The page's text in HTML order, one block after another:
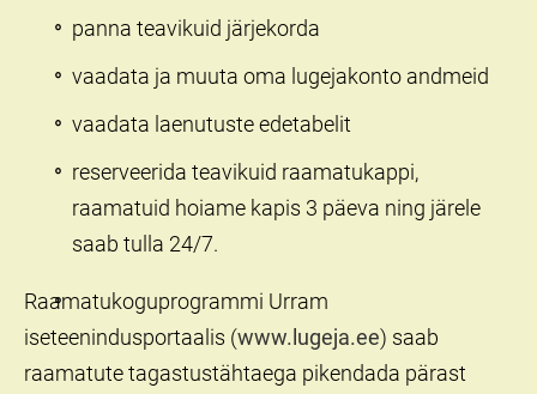
panna teavikuid järjekorda
vaadata ja muuta oma lugejakonto andmeid
vaadata laenutuste edetabelit
reserveerida teavikuid raamatukappi,
raamatuid hoiame kapis 3 päeva ning järele
saab tulla 24/7.
Raamatukoguprogrammi Urram
iseteenindusportaalis (www.lugeja.ee) saab
raamatute tagastustähtaega pikendada pärast